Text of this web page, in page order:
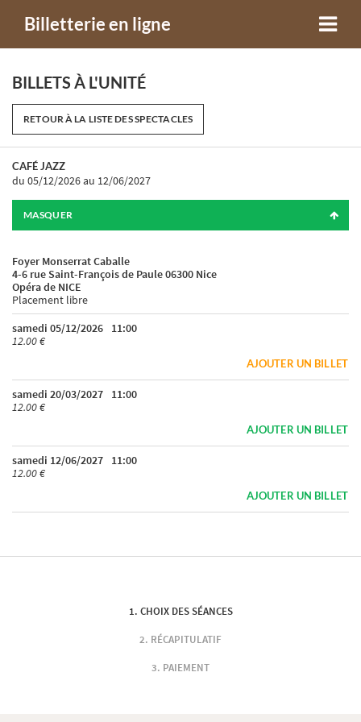
Billetterie en ligne
BILLETS À L'UNITÉ
RETOUR À LA LISTE DES SPECTACLES
CAFÉ JAZZ
du 05/12/2026au 12/06/2027
MASQUER
Foyer Monserrat Caballe
4-6 rue Saint-François de Paule 06300 Nice
Opéra de NICE
Placement libre
samedi 05/12/2026
11:00
12.00 €
AJOUTER UN BILLET
samedi 20/03/2027
11:00
12.00 €
AJOUTER UN BILLET
samedi 12/06/2027
11:00
12.00 €
AJOUTER UN BILLET
CHOIX DES SÉANCES
RÉCAPITULATIF
PAIEMENT